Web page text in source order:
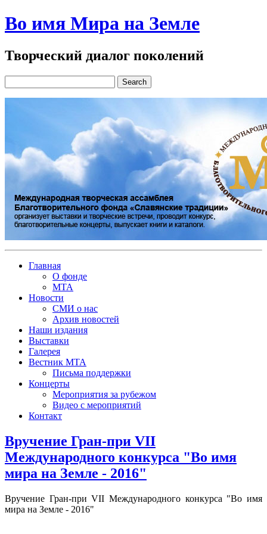
Во имя Мира на Земле
Творческий диалог поколений
Главная
О фонде
МТА
Новости
СМИ о нас
Архив новостей
Наши издания
Выставки
Галерея
Вестник МТА
Письма поддержки
Концерты
Мероприятия за рубежом
Видео с мероприятий
Контакт
Вручение Гран-при VII
Международного конкурса "Во имя
мира на Земле - 2016"
Вручение Гран-при VII Международного конкурса "Во имя
мира на Земле - 2016"